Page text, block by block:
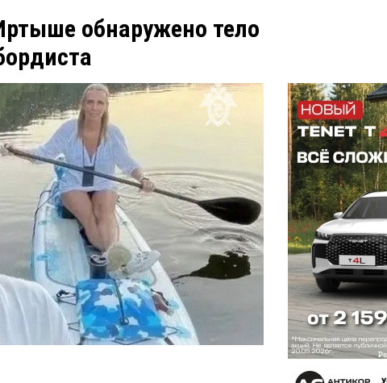
обнаружено тело